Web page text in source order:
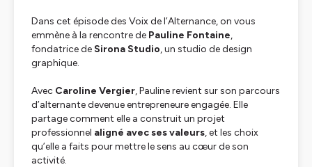
Dans cet épisode des Voix de l’Alternance, on vous
emmène à la rencontre de Pauline Fontaine,
fondatrice de Sirona Studio, un studio de design
graphique.
Avec Caroline Vergier, Pauline revient sur son parcours
d’alternante devenue entrepreneure engagée. Elle
partage comment elle a construit un projet
professionnel aligné avec ses valeurs, et les choix
qu’elle a faits pour mettre le sens au cœur de son
activité.